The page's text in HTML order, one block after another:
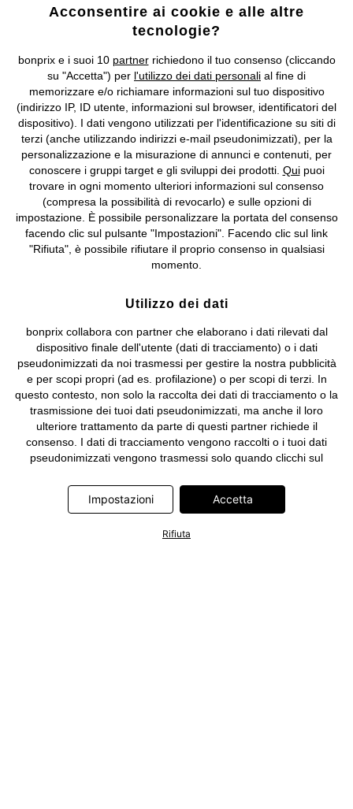
Condizioni di vendita Accessibilità
Informazioni legali Diritto di recesso
2026 bonprix.
Tutti i diritti riservati.
bonprix S.r.l. con socio unico, sede legale: via Adua 33 - 13855
Valdengo (BI) C.F. 01510910027 - P.I. 01939830020, Reg. Imprese di
IT09060P00000858, N. Reg. AEE: IT08020000002105 Capitale
Sociale: euro 1.000.000 i.v, Società soggetta all'attività di direzione
e coordinamento di bonprix Beteiligungs -Verwaltungsgesellschaft
Acconsentire ai cookie e alle altre
tecnologie?
bonprix e i suoi 10 partnerrichiedono il tuo consenso (cliccando
su "Accetta") per l'utilizzo dei dati personali al fine di
memorizzare e/o richiamare informazioni sul tuo dispositivo
(indirizzo IP, ID utente, informazioni sul browser, identificatori del
dispositivo). I dati vengono utilizzati per l'identificazione su siti di
terzi (anche utilizzando indirizzi e-mail pseudonimizzati), per la
personalizzazione e la misurazione di annunci e contenuti, per
conoscere i gruppi target e gli sviluppi dei prodotti. Quipuoi
trovare in ogni momento ulteriori informazioni sul consenso
(compresa la possibilità di revocarlo) e sulle opzioni di
impostazione. È possibile personalizzare la portata del consenso
facendo clic sul pulsante "Impostazioni". Facendo clic sul link
"Rifiuta", è possibile rifiutare il proprio consenso in qualsiasi
momento.
Utilizzo dei dati
bonprix collabora con partner che elaborano i dati rilevati dal
dispositivo finale dell'utente (dati di tracciamento) o i dati
pseudonimizzati da noi trasmessi per gestire la nostra pubblicità
e per scopi propri (ad es. profilazione) o per scopi di terzi. In
questo contesto, non solo la raccolta dei dati di tracciamento o la
trasmissione dei tuoi dati pseudonimizzati, ma anche il loro
ulteriore trattamento da parte di questi partner richiede il
consenso. I dati di tracciamento vengono raccolti o i tuoi dati
pseudonimizzati vengono trasmessi solo quando clicchi sul
seguenti società: Adjust GmbH, Criteo SA, Google Ireland
Limited, Hurra Communications GmbH, ID5 Technology Ltd,
Limited, Pinterest Europe Limited, RTB-House GmbH, TikTok
Impostazioni Accetta
Rifiuta